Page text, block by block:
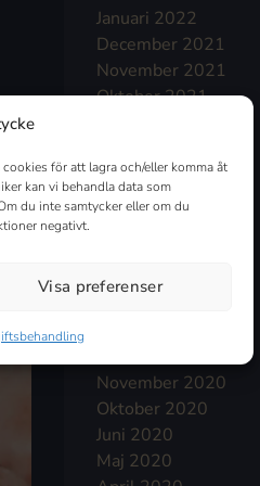
för att lagra och/eller komma åt
kan vi behandla data som
du inte samtycker eller om du
negativt.
Visa preferenser
Januari 2022
December 2021
November 2021
Oktober 2021
Juli 2021
Juni 2021
Mars 2021
November 2020
Oktober 2020
Juni 2020
Maj 2020